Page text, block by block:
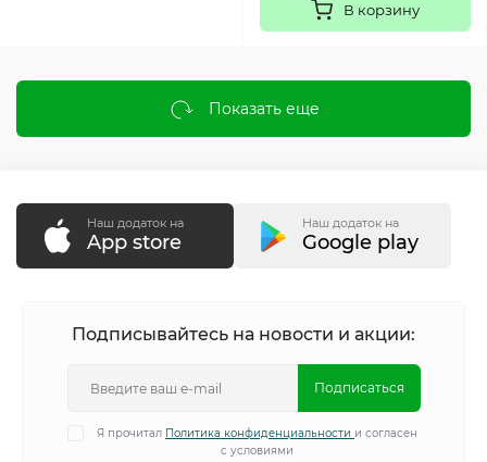
В корзину
Показать еще
Наш додаток на
App store
Наш додаток на
Google play
Подписывайтесь на новости и акции:
Подписаться
Я прочитал Политика конфиденциальности и согласен
с условиями